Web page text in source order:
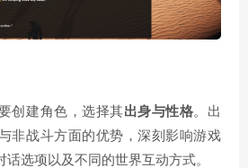
创建角色，选择其出身与性格。出
非战斗方面的优势，深刻影响游戏
选项以及不同的世界互动方式。